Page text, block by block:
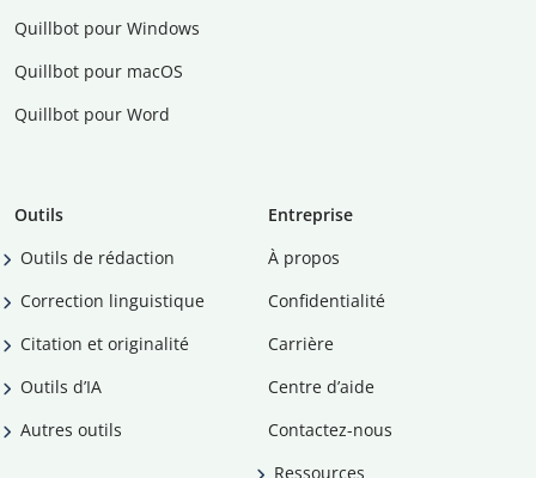
Quillbot pour Windows
Quillbot pour macOS
Quillbot pour Word
Outils
Outils de rédaction
Correction linguistique
Citation et originalité
Outils d’IA
Autres outils
Entreprise
À propos
Confidentialité
Carrière
Centre d’aide
Contactez-nous
Ressources